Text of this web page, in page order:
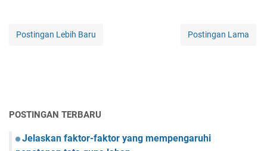
Postingan Lebih Baru Postingan Lama
POSTINGAN TERBARU
Jelaskan faktor-faktor yang mempengaruhi